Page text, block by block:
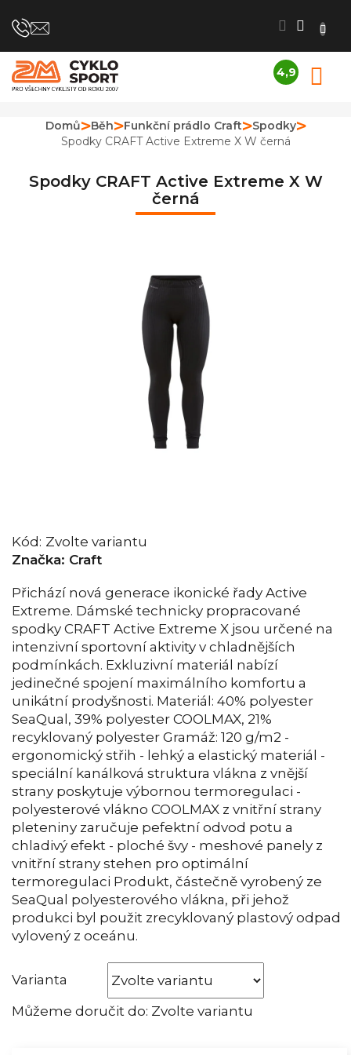
na
4,9
obchodu
je
4,9
hvězdiček.
Domů Běh Funkční prádlo Craft
Spodky
Spodky CRAFT Active Extreme X W černá
Spodky CRAFT Active Extreme X W
černá
Kód: Zvolte variantu
Značka: Craft
Varianta
Můžeme doručit do: Zvolte variantu
Přichází nová generace ikonické řady Active
Extreme. Dámské technicky propracované
spodky CRAFT Active Extreme X jsou určené na
intenzivní sportovní aktivity v chladnějších
podmínkách. Exkluzivní materiál nabízí
jedinečné spojení maximálního komfortu a
unikátní prodyšnosti. Materiál: 40% polyester
SeaQual, 39% polyester COOLMAX, 21%
recyklovaný polyester Gramáž: 120 g/m2 -
ergonomický střih - lehký a elastický materiál -
speciální kanálková struktura vlákna z vnější
strany poskytuje výbornou termoregulaci -
polyesterové vlákno COOLMAX z vnitřní strany
pleteniny zaručuje pefektní odvod potu a
chladivý efekt - ploché švy - meshové panely z
vnitřní strany stehen pro optimální
termoregulaci Produkt, částečně vyrobený ze
SeaQual polyesterového vlákna, při jehož
produkci byl použit zrecyklovaný plastový odpad
vylovený z oceánu.